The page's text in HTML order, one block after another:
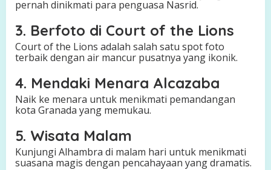
pernah dinikmati para penguasa Nasrid.
3. Berfoto di Court of the Lions
Court of the Lions adalah salah satu spot foto
terbaik dengan air mancur pusatnya yang ikonik.
4. Mendaki Menara Alcazaba
Naik ke menara untuk menikmati pemandangan
kota Granada yang memukau.
5. Wisata Malam
Kunjungi Alhambra di malam hari untuk menikmati
suasana magis dengan pencahayaan yang dramatis.